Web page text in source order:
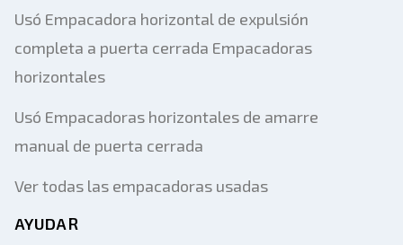
Usó Empacadora horizontal de expulsión
completa a puerta cerrada Empacadoras
horizontales
Usó Empacadoras horizontales de amarre
manual de puerta cerrada
Ver todas las empacadoras usadas
AYUDAR